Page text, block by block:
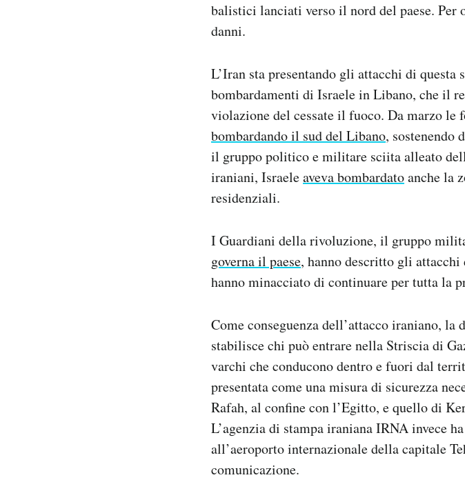
balistici lanciati verso il nord del paese. Per
danni.
L’Iran sta presentando gli attacchi di
bombardamenti di Israele in Libano, che il
violazione del cessate il fuoco. Da marzo le
bombardando il sud del Libano, sostenendo
il gruppo politico e militare sciita alleato
iraniani, Israeleaveva bombardatoanche la
residenziali.
I Guardiani della rivoluzione, il gruppo
governa il paese, hanno descritto gli attacchi
hanno minacciato di continuare per tutta la
Come conseguenza dell’attacco iraniano,
stabilisce chi può entrare nella Striscia di
varchi che conducono dentro e fuori dal
presentata come una misura di sicurezza
Rafah, al confine con l’Egitto, e quello di
L’agenzia di stampa iraniana IRNA invece
all’aeroporto internazionale della capitale
comunicazione.